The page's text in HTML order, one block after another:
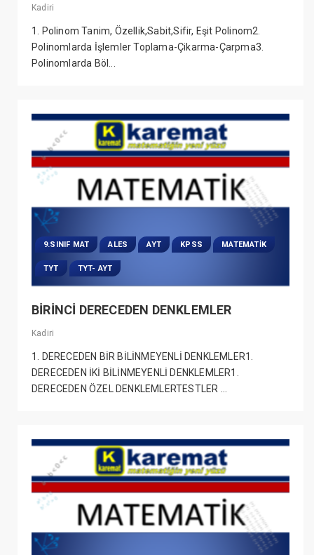
Kadiri
1. Polinom Tanim, Özellik,Sabit,Sifir, Eşit Polinom2.
Polinomlarda İşlemler Toplama-Çikarma-Çarpma3.
Polinomlarda Böl...
9.SINIF MAT ALES AYT KPSS MATEMATIK
TYT TYT- AYT
BİRİNCİ DERECEDEN DENKLEMLER
Kadiri
1. DERECEDEN BİR BİLİNMEYENLİ DENKLEMLER1.
DERECEDEN İKİ BİLİNMEYENLİ DENKLEMLER1.
DERECEDEN ÖZEL DENKLEMLERTESTLER ...